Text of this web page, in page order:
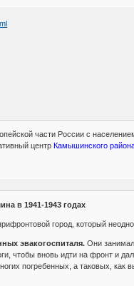
части России с
центр Камышинского
в 1941-1943 годах
город, который
эвакогоспиталя.Они
чтобы вновь идти на фронт и
погребенных, а таковых, как